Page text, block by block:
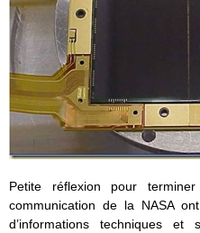
Petite réflexion pour
communication de la NASA
d’informations techniques et